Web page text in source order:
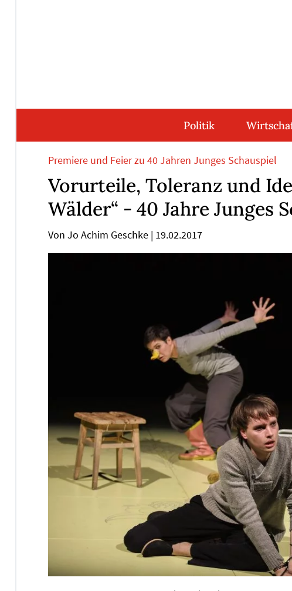
Politik
Premiere und Feier zu 40 Jahren Junges Schauspiel
Vorurteile, Toleranz und
Wälder“ - 40 Jahre Junges
Von Jo Achim Geschke | 19.02.2017